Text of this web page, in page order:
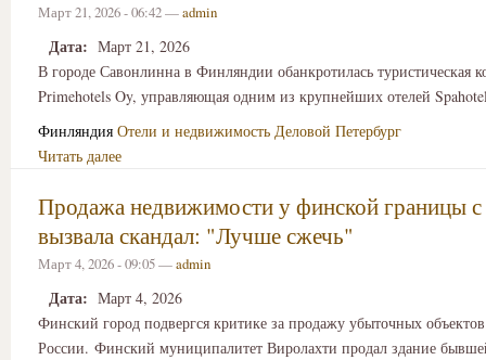
Март 21, 2026 - 06:42 —admin
Дата: Март 21, 2026
В городе Савонлинна в Финляндии обанкротилась туристическая
Primehotels Oy, управляющая одним из крупнейших отелей
Финляндия Отели и недвижимость Деловой Петербург
Читать далее
Продажа недвижимости у финской границы с
вызвала скандал: "Лучше сжечь"
Март 4, 2026 - 09:05 —admin
Дата: Март 4, 2026
Финский город подвергся критике за продажу убыточных
России. Финский муниципалитет Виролахти продал здание